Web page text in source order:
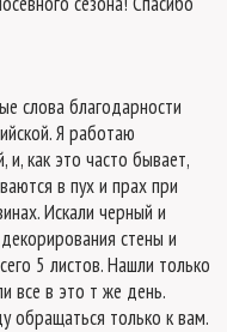
слова благодарности
Я работаю
как это часто бывает,
в пух и прах при
Искали черный и
стены и
5 листов. Нашли только
все в это т же день.
обращаться только к вам.